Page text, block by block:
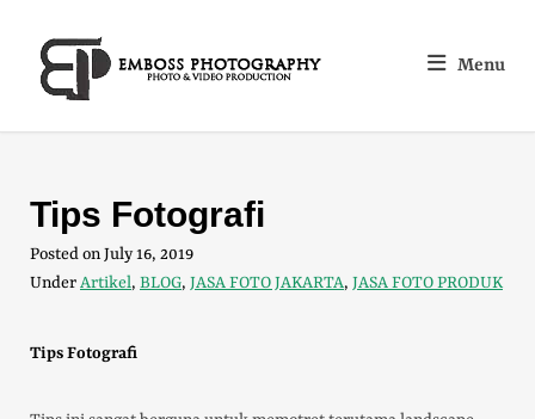
Menu
Tips Fotografi
Posted onJuly 16, 2019
UnderArtikel, BLOG, JASA FOTO JAKARTA, JASA FOTO PRODUK
Tips Fotografi